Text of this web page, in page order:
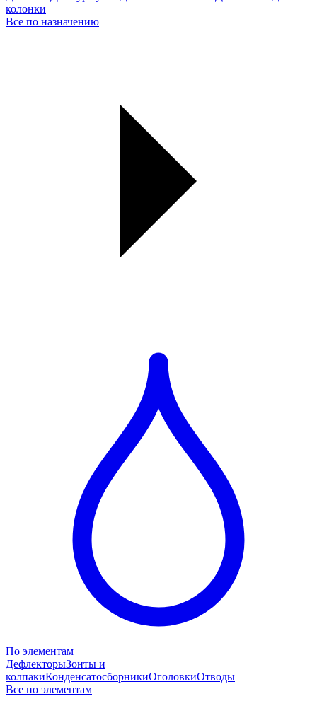
колонки
Все по назначению
По элементам
ДефлекторыЗонты и
колпакиКонденсатосборникиОголовкиОтводы
Все по элементам